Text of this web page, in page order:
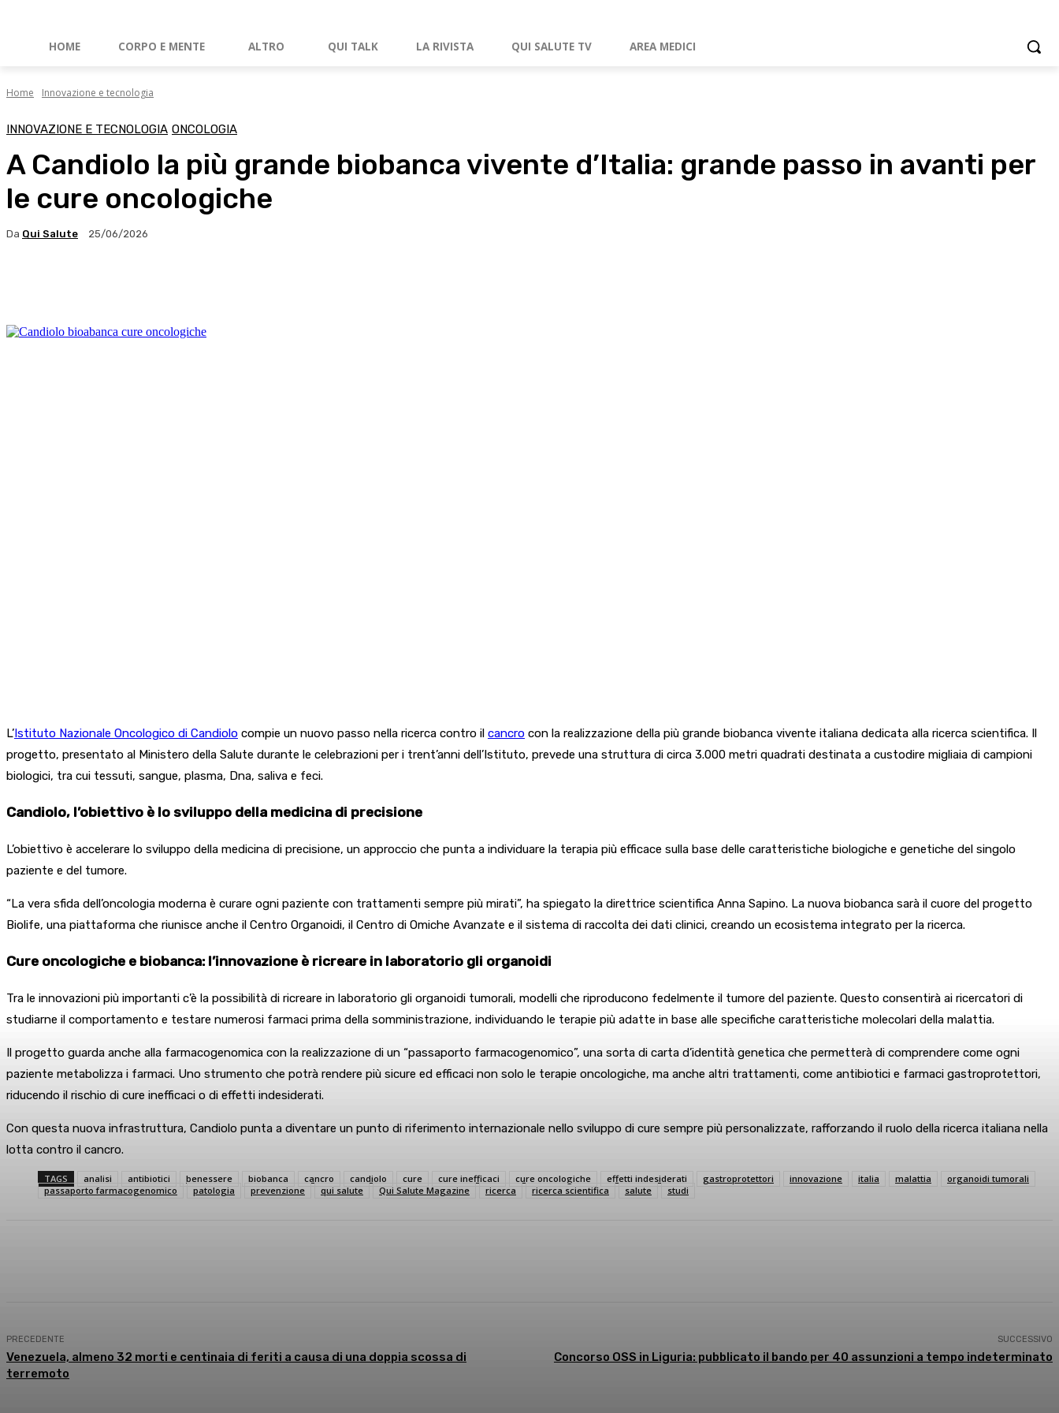
HOME CORPO E MENTE ALTRO QUI TALK LA RIVISTA QUI SALUTE TV AREA MEDICI
Home Innovazione e tecnologia
INNOVAZIONE E TECNOLOGIA ONCOLOGIA
A Candiolo la più grande biobanca vivente d’Italia: grande passo in avanti per
le cure oncologiche
Da Qui Salute 25/06/2026
L’Istituto Nazionale Oncologico di Candiolo compie un nuovo passo nella ricerca contro il cancro con la realizzazione della più grande biobanca vivente italiana dedicata alla ricerca scientifica. Il
progetto, presentato al Ministero della Salute durante le celebrazioni per i trent’anni dell’Istituto, prevede una struttura di circa 3.000 metri quadrati destinata a custodire migliaia di campioni
biologici, tra cui tessuti, sangue, plasma, Dna, saliva e feci.
Candiolo, l’obiettivo è lo sviluppo della medicina di precisione
L’obiettivo è accelerare lo sviluppo della medicina di precisione, un approccio che punta a individuare la terapia più efficace sulla base delle caratteristiche biologiche e genetiche del singolo
paziente e del tumore.
“La vera sfida dell’oncologia moderna è curare ogni paziente con trattamenti sempre più mirati”, ha spiegato la direttrice scientifica Anna Sapino. La nuova biobanca sarà il cuore del progetto
Biolife, una piattaforma che riunisce anche il Centro Organoidi, il Centro di Omiche Avanzate e il sistema di raccolta dei dati clinici, creando un ecosistema integrato per la ricerca.
Cure oncologiche e biobanca: l’innovazione è ricreare in laboratorio gli organoidi
Tra le innovazioni più importanti c’è la possibilità di ricreare in laboratorio gli organoidi tumorali, modelli che riproducono fedelmente il tumore del paziente. Questo consentirà ai ricercatori di
studiarne il comportamento e testare numerosi farmaci prima della somministrazione, individuando le terapie più adatte in base alle specifiche caratteristiche molecolari della malattia.
Il progetto guarda anche alla farmacogenomica con la realizzazione di un “passaporto farmacogenomico”, una sorta di carta d’identità genetica che permetterà di comprendere come ogni
paziente metabolizza i farmaci. Uno strumento che potrà rendere più sicure ed efficaci non solo le terapie oncologiche, ma anche altri trattamenti, come antibiotici e farmaci gastroprotettori,
riducendo il rischio di cure inefficaci o di effetti indesiderati.
Con questa nuova infrastruttura, Candiolo punta a diventare un punto di riferimento internazionale nello sviluppo di cure sempre più personalizzate, rafforzando il ruolo della ricerca italiana nella
lotta contro il cancro.
TAGS analisi antibiotici benessere biobanca cancro candiolo cure cure inefficaci cure oncologiche effetti indesiderati gastroprotettori innovazione italia malattia
organoidi tumorali
passaporto farmacogenomico
patologia prevenzione qui salute Qui Salute Magazine ricerca ricerca scientifica salute studi
PRECEDENTE
Venezuela, almeno 32 morti e centinaia di feriti a causa di una doppia scossa di
terremoto
SUCCESSIVO
Concorso OSS in Liguria: pubblicato il bando per 40 assunzioni a tempo indeterminato